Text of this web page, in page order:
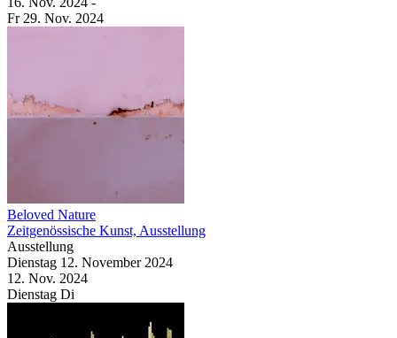
Fr 29. Nov. 2024
Beloved Nature
Zeitgenössische Kunst, Ausstellung
Ausstellung
Dienstag 12. November 2024
12. Nov. 2024
Dienstag Di